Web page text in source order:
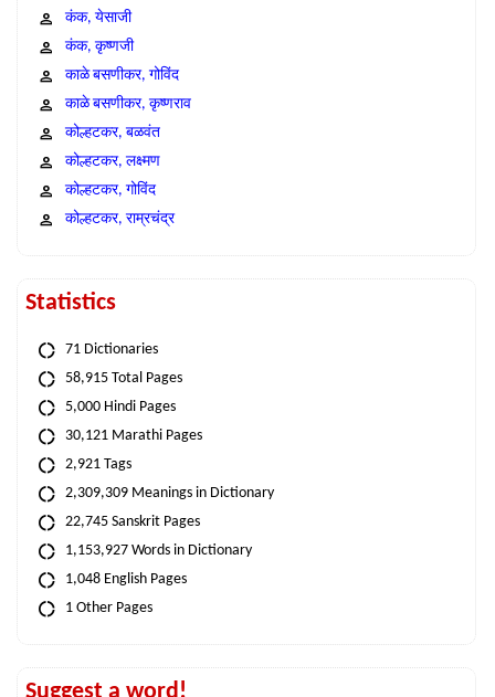
कंक, येसाजी
कंक, कृष्णजी
काळे बसणीकर, गोविंद
काळे बसणीकर, कृष्णराव
कोल्हटकर, बळवंत
कोल्हटकर, लक्ष्मण
कोल्हटकर, गोविंद
कोल्हटकर, राम्रचंद्र
Statistics
71 Dictionaries
58,915 Total Pages
5,000 Hindi Pages
30,121 Marathi Pages
2,921 Tags
2,309,309 Meanings in Dictionary
22,745 Sanskrit Pages
1,153,927 Words in Dictionary
1,048 English Pages
1 Other Pages